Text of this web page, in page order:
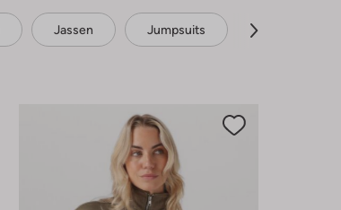
Jassen Jumpsuits